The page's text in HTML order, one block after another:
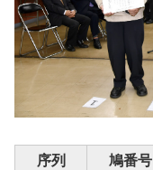
序列 鳩番号